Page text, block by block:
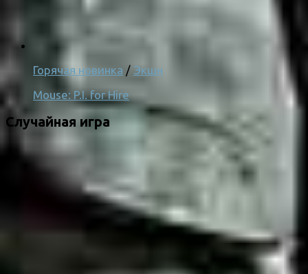
Горячая новинка / Экшн
Mouse: P.I. for Hire
Случайная игра